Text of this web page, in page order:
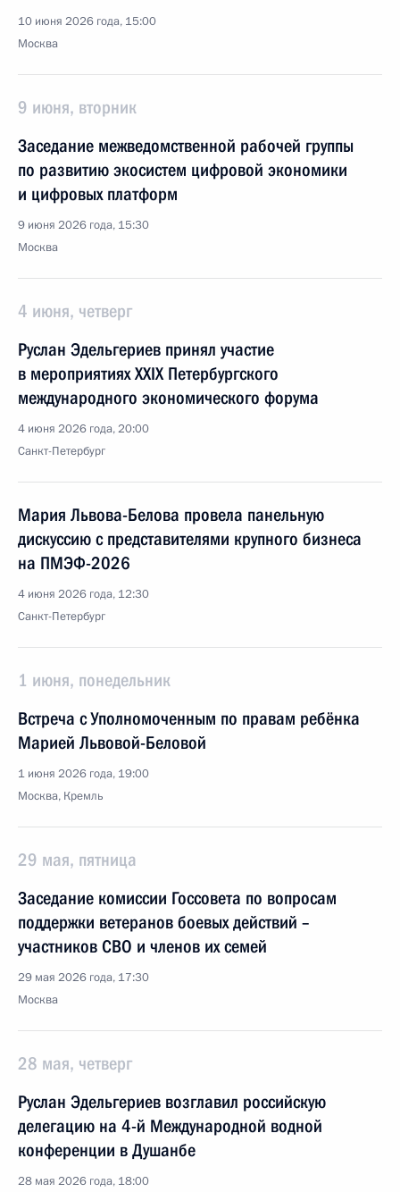
10 июня 2026 года, 15:00
Москва
9 июня, вторник
Заседание межведомственной рабочей группы
по развитию экосистем цифровой экономики
и цифровых платформ
9 июня 2026 года, 15:30
Москва
4 июня, четверг
Руслан Эдельгериев принял участие
в мероприятиях XXIX Петербургского
международного экономического форума
4 июня 2026 года, 20:00
Санкт-Петербург
Мария Львова-Белова провела панельную
дискуссию с представителями крупного бизнеса
на ПМЭФ-2026
4 июня 2026 года, 12:30
Санкт-Петербург
1 июня, понедельник
Встреча с Уполномоченным по правам ребёнка
Марией Львовой-Беловой
1 июня 2026 года, 19:00
Москва, Кремль
29 мая, пятница
Заседание комиссии Госсовета по вопросам
поддержки ветеранов боевых действий –
участников СВО и членов их семей
29 мая 2026 года, 17:30
Москва
28 мая, четверг
Руслан Эдельгериев возглавил российскую
делегацию на 4-й Международной водной
конференции в Душанбе
28 мая 2026 года, 18:00